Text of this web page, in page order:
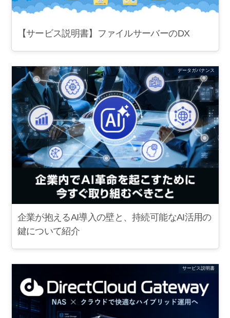
【サービス説明書】ファイルサーバーのDX
データガバナンス
企業が抱えるAI導入の壁と、持続可能なAI活用の
鍵について紹介
サービス説明書